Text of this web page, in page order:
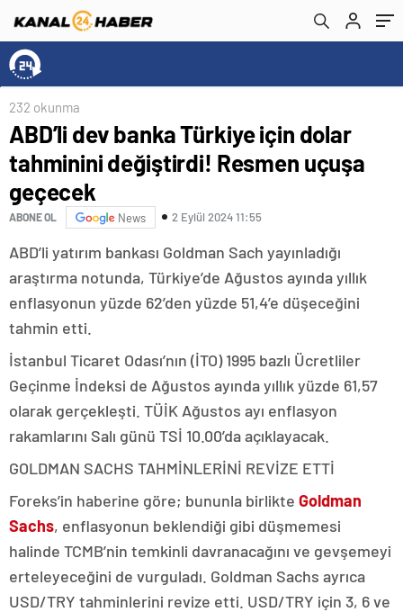
232 okunma
ABD’li dev banka Türkiye için dolar
tahminini değiştirdi! Resmen uçuşa
geçecek
ABONE OL News 2 Eylül 2024 11:55
ABD’li yatırım bankası Goldman Sach yayınladığı
araştırma notunda, Türkiye’de Ağustos ayında yıllık
enflasyonun yüzde 62’den yüzde 51,4’e düşeceğini
tahmin etti.
İstanbul Ticaret Odası’nın (İTO) 1995 bazlı Ücretliler
Geçinme İndeksi de Ağustos ayında yıllık yüzde 61,57
olarak gerçekleşti. TÜİK Ağustos ayı enflasyon
rakamlarını Salı günü TSİ 10.00’da açıklayacak.
GOLDMAN SACHS TAHMİNLERİNİ REVİZE ETTİ
Foreks’in haberine göre; bununla birlikte Goldman
Sachs, enflasyonun beklendiği gibi düşmemesi
halinde TCMB’nin temkinli davranacağını ve gevşemeyi
erteleyeceğini de vurguladı. Goldman Sachs ayrıca
USD/TRY tahminlerini revize etti. USD/TRY için 3, 6 ve